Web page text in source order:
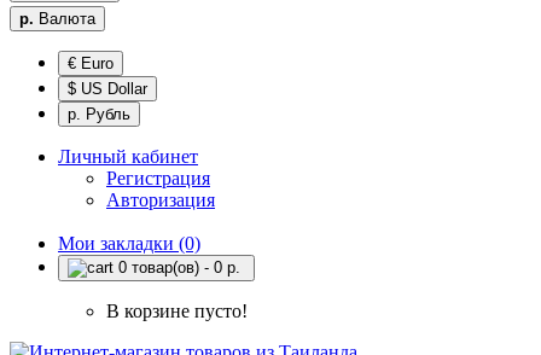
р. Валюта
€ Euro
$ US Dollar
р. Рубль
Личный кабинет
Регистрация
Авторизация
Мои закладки (0)
0 товар(ов) - 0 р.
В корзине пусто!